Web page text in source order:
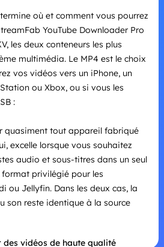
où et comment vous pourrez
YouTube Downloader Pro
les deux conteneurs les plus
multimédia. Le MP4 est le choix
vos vidéos vers un iPhone, un
ou Xbox, ou si vous les
:
quasiment tout appareil fabriqué
excelle lorsque vous souhaitez
audio et sous-titres dans un seul
privilégié pour les
ou Jellyfin. Dans les deux cas, la
son reste identique à la source